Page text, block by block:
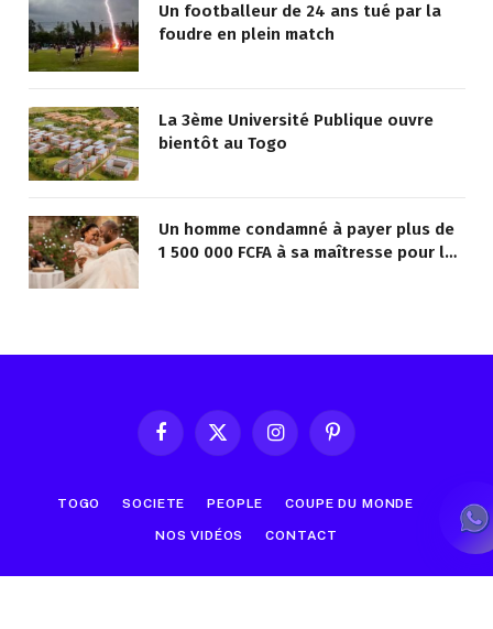
Un footballeur de 24 ans tué par la
foudre en plein match
La 3ème Université Publique ouvre
bientôt au Togo
Un homme condamné à payer plus de
1 500 000 FCFA à sa maîtresse pour lui
FacebookX
InstagramPinterest
TOGO SOCIETE PEOPLE COUPE DU MONDE
NOS VIDÉOS CONTACT